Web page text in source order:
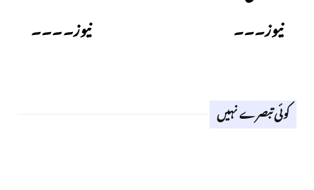
نیوز۔۔۔
نیوز۔۔۔۔
کوئی تبصرے نہیں